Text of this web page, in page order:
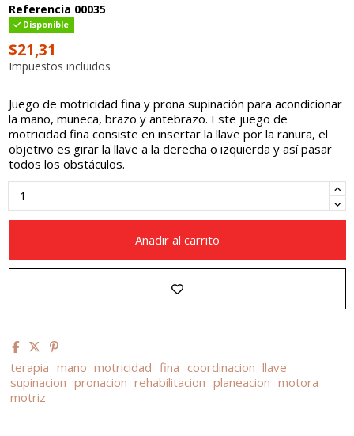
Referencia 00035
Disponible
$21,31
Impuestos incluidos
Juego de motricidad fina y prona supinación para acondicionar
la mano, muñeca, brazo y antebrazo. Este juego de
motricidad fina consiste en insertar la llave por la ranura, el
objetivo es girar la llave a la derecha o izquierda y así pasar
todos los obstáculos.
Añadir al carrito
terapia mano motricidad fina coordinacion llave
supinacion pronacion rehabilitacion planeacion motora
motriz